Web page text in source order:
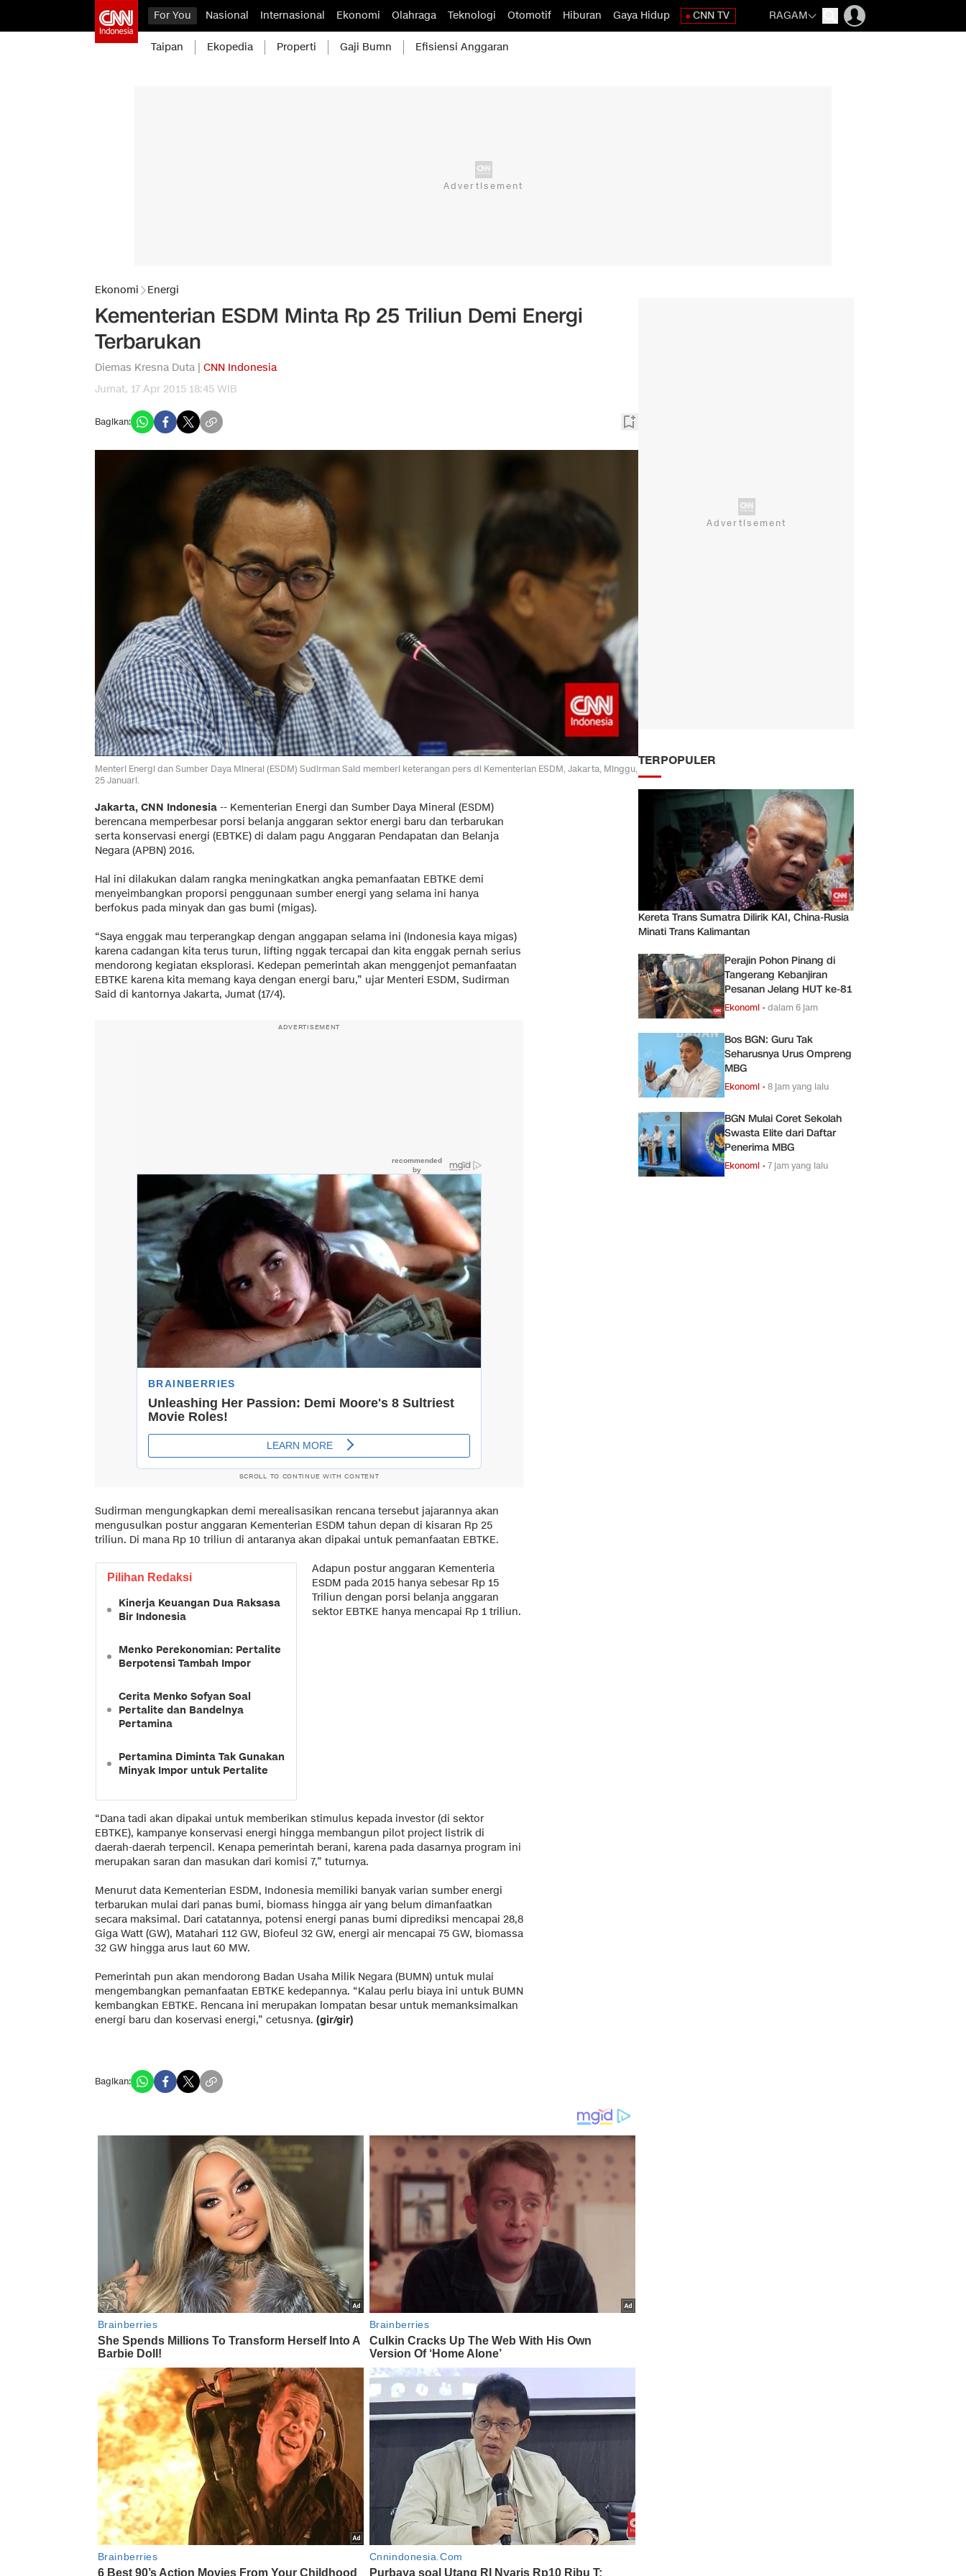
For You Nasional Internasional Ekonomi Olahraga Teknologi Otomotif Hiburan Gaya Hidup CNN TV RAGAM
Taipan Ekopedia Properti Gaji Bumn Efisiensi Anggaran
Ekonomi Energi
Kementerian ESDM Minta Rp 25 Triliun Demi Energi
Terbarukan
Diemas Kresna Duta | CNN Indonesia
Jumat, 17 Apr 2015 18:45 WIB
Bagikan:
Menteri Energi dan Sumber Daya Mineral (ESDM) Sudirman Said memberi keterangan pers di Kementerian ESDM, Jakarta, Minggu,
25 Januari.
Jakarta, CNN Indonesia -- Kementerian Energi dan Sumber Daya Mineral (ESDM)
berencana memperbesar porsi belanja anggaran sektor energi baru dan terbarukan
serta konservasi energi (EBTKE) di dalam pagu Anggaran Pendapatan dan Belanja
Negara (APBN) 2016.
Hal ini dilakukan dalam rangka meningkatkan angka pemanfaatan EBTKE demi
menyeimbangkan proporsi penggunaan sumber energi yang selama ini hanya
berfokus pada minyak dan gas bumi (migas).
“Saya enggak mau terperangkap dengan anggapan selama ini (Indonesia kaya migas)
karena cadangan kita terus turun, lifting nggak tercapai dan kita enggak pernah serius
mendorong kegiatan eksplorasi. Kedepan pemerintah akan menggenjot pemanfaatan
EBTKE karena kita memang kaya dengan energi baru,” ujar Menteri ESDM, Sudirman
Said di kantornya Jakarta, Jumat (17/4).
ADVERTISEMENT
SCROLL TO CONTINUE WITH CONTENT
Sudirman mengungkapkan demi merealisasikan rencana tersebut jajarannya akan
mengusulkan postur anggaran Kementerian ESDM tahun depan di kisaran Rp 25
triliun. Di mana Rp 10 triliun di antaranya akan dipakai untuk pemanfaatan EBTKE.
Pilihan Redaksi
Kinerja Keuangan Dua Raksasa
Bir Indonesia
Menko Perekonomian: Pertalite
Berpotensi Tambah Impor
Cerita Menko Sofyan Soal
Pertalite dan Bandelnya
Pertamina
Pertamina Diminta Tak Gunakan
Minyak Impor untuk Pertalite
Adapun postur anggaran Kementeria
ESDM pada 2015 hanya sebesar Rp 15
Triliun dengan porsi belanja anggaran
sektor EBTKE hanya mencapai Rp 1 triliun.
“Dana tadi akan dipakai untuk memberikan stimulus kepada investor (di sektor
EBTKE), kampanye konservasi energi hingga membangun pilot project listrik di
daerah-daerah terpencil. Kenapa pemerintah berani, karena pada dasarnya program ini
merupakan saran dan masukan dari komisi 7,” tuturnya.
Menurut data Kementerian ESDM, Indonesia memiliki banyak varian sumber energi
terbarukan mulai dari panas bumi, biomass hingga air yang belum dimanfaatkan
secara maksimal. Dari catatannya, potensi energi panas bumi diprediksi mencapai 28,8
Giga Watt (GW), Matahari 112 GW, Biofeul 32 GW, energi air mencapai 75 GW, biomassa
32 GW hingga arus laut 60 MW.
Pemerintah pun akan mendorong Badan Usaha Milik Negara (BUMN) untuk mulai
mengembangkan pemanfaatan EBTKE kedepannya. “Kalau perlu biaya ini untuk BUMN
kembangkan EBTKE. Rencana ini merupakan lompatan besar untuk memanksimalkan
energi baru dan koservasi energi,” cetusnya. (gir/gir)
Bagikan:
TERPOPULER
Kereta Trans Sumatra Dilirik KAI, China-Rusia
Minati Trans Kalimantan
Perajin Pohon Pinang di
Tangerang Kebanjiran
Pesanan Jelang HUT ke-81
Ekonomi •dalam 6 jam
Bos BGN: Guru Tak
Seharusnya Urus Ompreng
MBG
Ekonomi •8 jam yang lalu
BGN Mulai Coret Sekolah
Swasta Elite dari Daftar
Penerima MBG
Ekonomi •7 jam yang lalu